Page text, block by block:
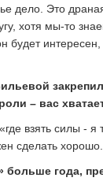
дело. Это
хотя мы-то
будет
– вас
взять силы -
сделать хорошо.
больше года,